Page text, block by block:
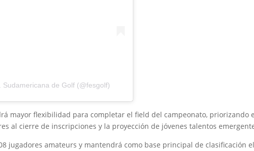
de Golf (@fesgolf)
mayor flexibilidad para completar el field del campeonato,
al cierre de inscripciones y la proyección de jóvenes talentos
jugadores amateurs y mantendrá como base principal de clasificación